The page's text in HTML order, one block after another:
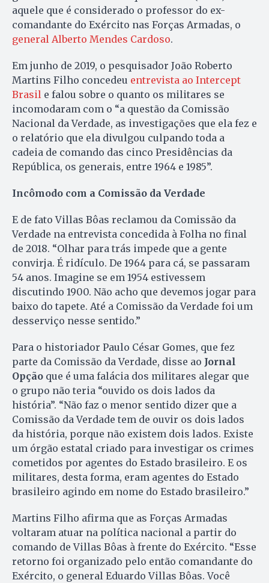
aquele que é considerado o professor do ex-
comandante do Exército nas Forças Armadas, o
general Alberto Mendes Cardoso.
Em junho de 2019, o pesquisador João Roberto
Martins Filho concedeu entrevista ao Intercept
Brasil e falou sobre o quanto os militares se
incomodaram com o “a questão da Comissão
Nacional da Verdade, as investigações que ela fez e
o relatório que ela divulgou culpando toda a
cadeia de comando das cinco Presidências da
República, os generais, entre 1964 e 1985”.
Incômodo com a Comissão da Verdade
E de fato Villas Bôas reclamou da Comissão da
Verdade na entrevista concedida à Folha no final
de 2018. “Olhar para trás impede que a gente
convirja. É ridículo. De 1964 para cá, se passaram
54 anos. Imagine se em 1954 estivessem
discutindo 1900. Não acho que devemos jogar para
baixo do tapete. Até a Comissão da Verdade foi um
desserviço nesse sentido.”
Para o historiador Paulo César Gomes, que fez
parte da Comissão da Verdade, disse ao Jornal
Opção que é uma falácia dos militares alegar que
o grupo não teria “ouvido os dois lados da
história”. “Não faz o menor sentido dizer que a
Comissão da Verdade tem de ouvir os dois lados
da história, porque não existem dois lados. Existe
um órgão estatal criado para investigar os crimes
cometidos por agentes do Estado brasileiro. E os
militares, desta forma, eram agentes do Estado
brasileiro agindo em nome do Estado brasileiro.”
Martins Filho afirma que as Forças Armadas
voltaram atuar na política nacional a partir do
comando de Villas Bôas à frente do Exército. “Esse
retorno foi organizado pelo então comandante do
Exército, o general Eduardo Villas Bôas. Você